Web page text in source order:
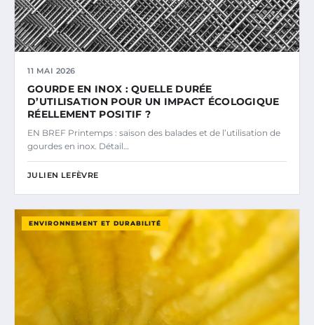
11 MAI 2026
GOURDE EN INOX : QUELLE DURÉE
D’UTILISATION POUR UN IMPACT ÉCOLOGIQUE
RÉELLEMENT POSITIF ?
EN BREF Printemps : saison des balades et de l’utilisation de
gourdes en inox. Détail…
JULIEN LEFÈVRE
ENVIRONNEMENT ET DURABILITÉ